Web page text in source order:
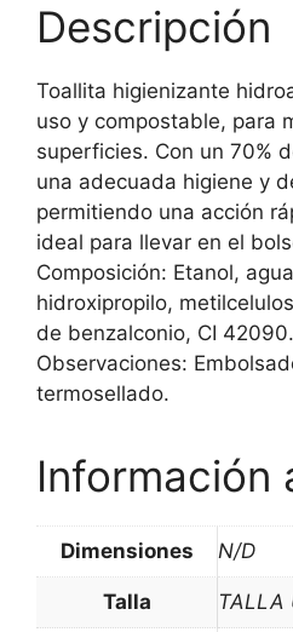
Descripción
Toallita higienizante
uso y compostable, para
superficies. Con un 70%
una adecuada higiene y
permitiendo una acción
ideal para llevar en el
Composición: Etanol,
hidroxipropilo,
de benzalconio, CI 42090.
Observaciones:
termosellado.
Información
Dimensiones N/D
Talla TALLA